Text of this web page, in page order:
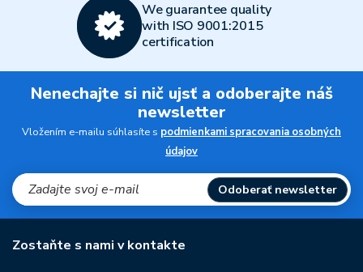
We guarantee quality
with ISO 9001:2015
certification
Nenechajte si nič ujsť a odoberajte náš
newsletter
Vložením e-mailu súhlasíte s podmienkami spracovania osobných
údajov
Odoberať newsletter
Zostaňte s nami v kontakte